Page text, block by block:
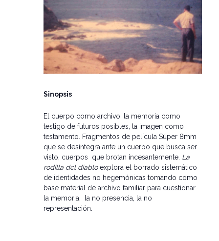
Sinopsis
El cuerpo como archivo, la memoria como
testigo de futuros posibles, la imagen como
testamento. Fragmentos de película Súper 8mm
que se desintegra ante un cuerpo que busca ser
visto, cuerpos que brotan incesantemente. La
rodilla del diabloexplora el borrado sistemático
de identidades no hegemónicas tomando como
base material de archivo familiar para cuestionar
la memoria, la no presencia, la no
representación.